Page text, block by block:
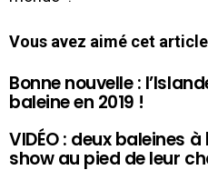
Vous avez aimé cet
Bonne nouvelle :
baleine en 2019 !
VIDÉO : deux baleines
show au pied de leur